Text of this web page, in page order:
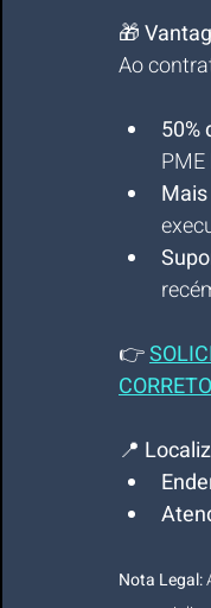
🎁
Ao
50%
👉
📍
Nota Legal: